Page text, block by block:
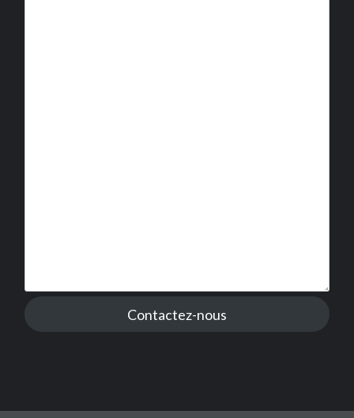
Contactez-nous